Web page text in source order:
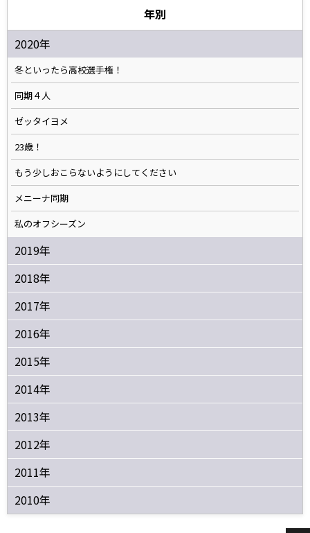
年別
2020年
冬といったら高校選手権！
同期４人
ゼッタイヨメ
23歳！
もう少しおこらないようにしてください
メニーナ同期
私のオフシーズン
2019年
2018年
2017年
2016年
2015年
2014年
2013年
2012年
2011年
2010年